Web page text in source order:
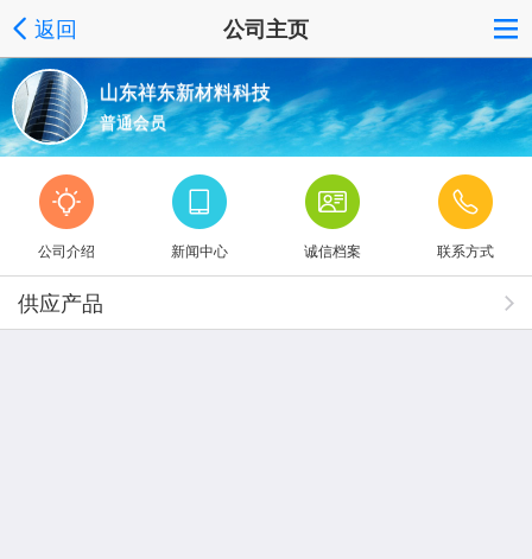
返回 公司主页
山东祥东新材料科技
普通会员
公司介绍 新闻中心 诚信档案 联系方式
供应产品